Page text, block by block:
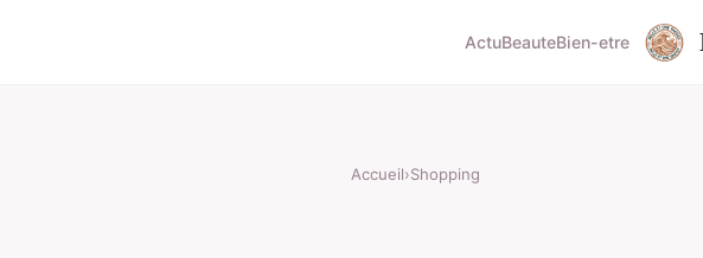
ActuBeauteBien-etre
Accueil›Shopping